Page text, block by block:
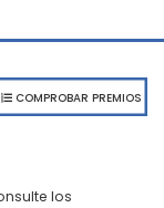
COMPROBAR PREMIOS
los